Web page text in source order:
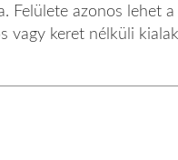
Felülete azonos lehet
keret nélküli